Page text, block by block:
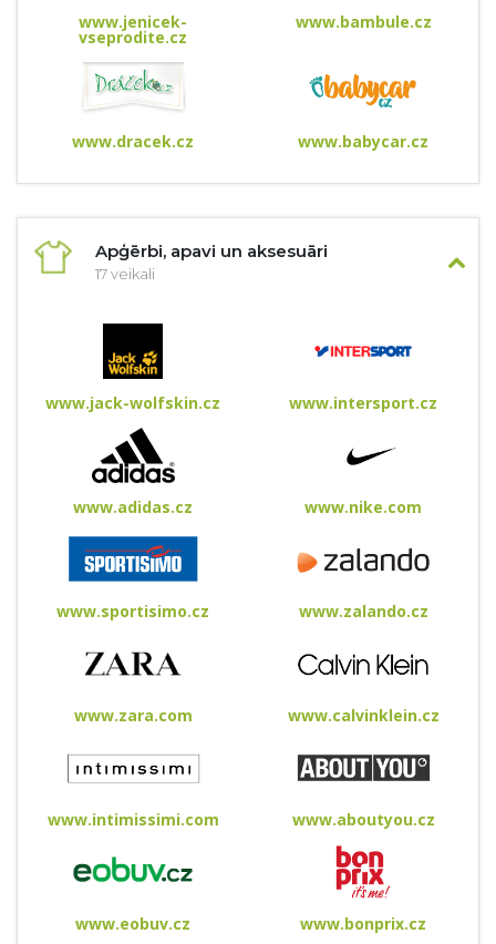
www.jenicek-
vseprodite.cz
www.bambule.cz
www.dracek.cz www.babycar.cz
Apģērbi, apavi un aksesuāri
17 veikali
www.jack-wolfskin.cz www.intersport.cz
www.adidas.cz www.nike.com
www.sportisimo.cz www.zalando.cz
www.zara.com www.calvinklein.cz
www.intimissimi.com www.aboutyou.cz
www.eobuv.cz www.bonprix.cz